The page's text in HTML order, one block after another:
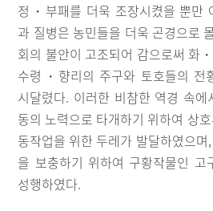
정・부패를 더욱 조장시켰을 뿐만
과 질병은 농민들을 더욱 곤경으로
회의 불안이 고조되어 감으로써 화
수령・향리의 주구와 토호들의 전
시달렸다. 이러한 비참한 역경 속
동의 노력으로 타개하기 위하여 상
동작업을 위한 두레가 발달하였으
을 보충하기 위하여 구황작물인
성행하였다.